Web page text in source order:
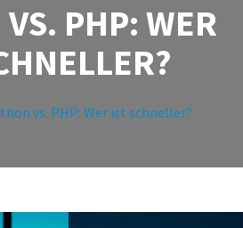
PHP: WER
vs. PHP: Wer ist schneller?